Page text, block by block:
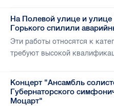
На Полевой улице и
Горького спилили
Эти работы относятся к
требуют высокой
Концерт "Ансамбль
Губернаторского
Моцарт"